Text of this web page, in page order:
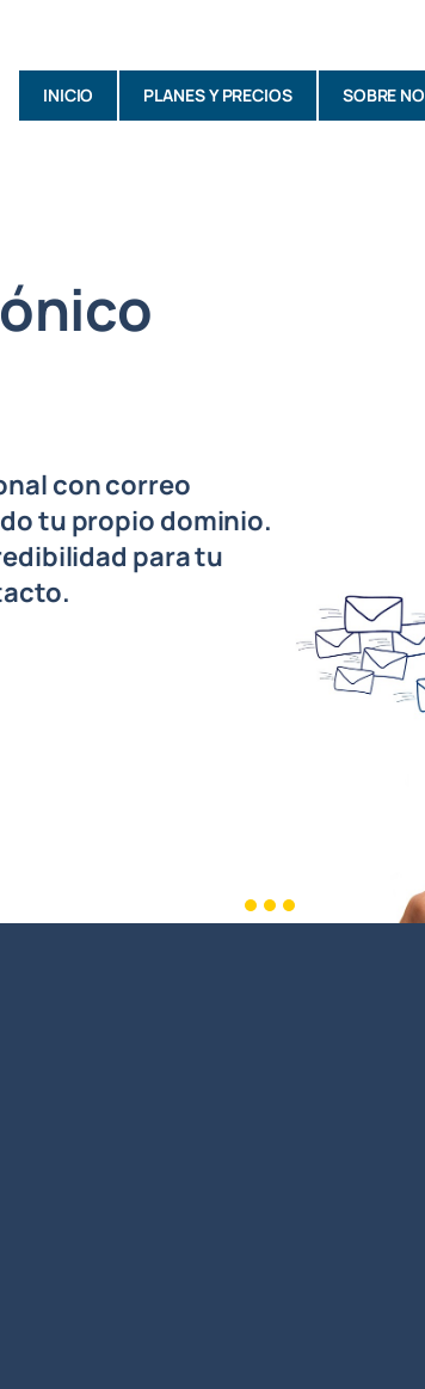
INICIO PLANES Y PRECIOS SOBRE
con correo
tu propio dominio.
para tu
el